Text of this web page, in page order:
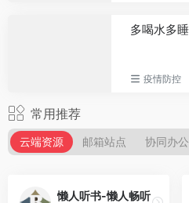
疫情防控
常用推荐
云端资源 邮箱站点 协同办公
懒人听书-懒人畅听